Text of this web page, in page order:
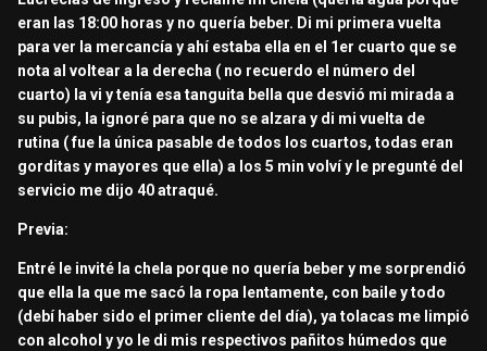
eran las 18:00 horas y no quería beber. Di mi primera vuelta
para ver la mercancía y ahí estaba ella en el 1er cuarto que se
nota al voltear a la derecha ( no recuerdo el número del
cuarto) la vi y tenía esa tanguita bella que desvió mi mirada a
su pubis, la ignoré para que no se alzara y di mi vuelta de
rutina ( fue la única pasable de todos los cuartos, todas eran
gorditas y mayores que ella) a los 5 min volví y le pregunté del
servicio me dijo 40 atraqué.
Previa:
Entré le invité la chela porque no quería beber y me sorprendió
que ella la que me sacó la ropa lentamente, con baile y todo
(debí haber sido el primer cliente del día), ya tolacas me limpió
con alcohol y yo le di mis respectivos pañitos húmedos que